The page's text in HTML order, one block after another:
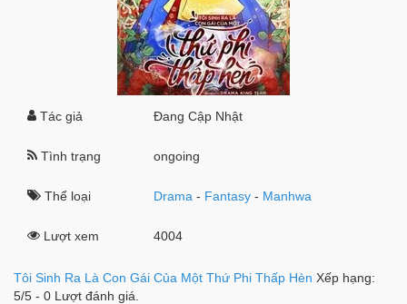
Tác giả Đang Cập Nhật
Tình trạng ongoing
Thể loại Drama - Fantasy - Manhwa
Lượt xem 4004
Tôi Sinh Ra Là Con Gái Của Một Thứ Phi Thấp Hèn Xếp hạng:
5/5 - 0 Lượt đánh giá.